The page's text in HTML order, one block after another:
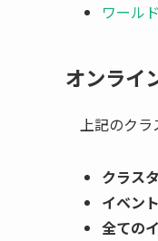
ワール
オンライ
上記のクラ
クラス
イベン
全ての